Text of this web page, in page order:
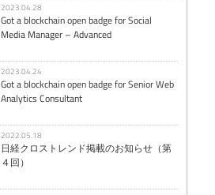
2023.04.28
Got a blockchain open badge for Social
Media Manager – Advanced
2023.04.24
Got a blockchain open badge for Senior Web
Analytics Consultant
2022.05.18
日経クロストレンド掲載のお知らせ（第
４回）